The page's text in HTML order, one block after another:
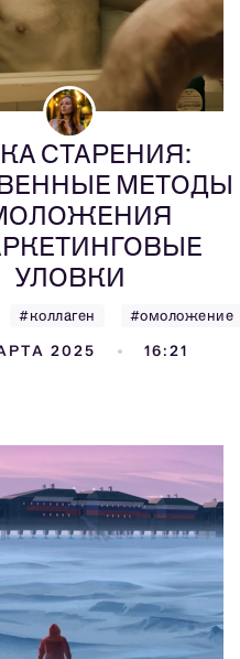
СТАРЕНИЯ:
МЕТОДЫ
УЛОВКИ
#коллаген #омоложение
2025 16:21